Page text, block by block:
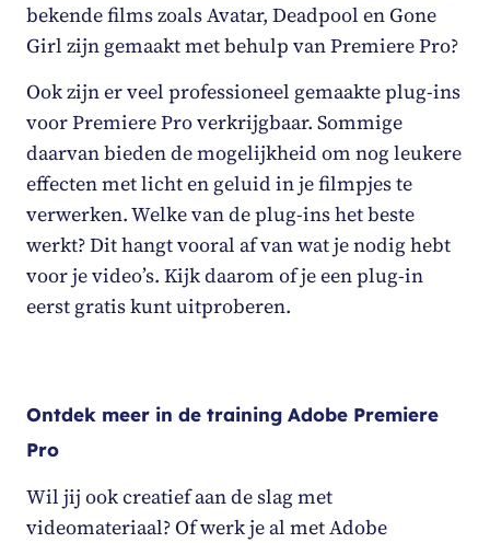
bekende films zoals Avatar, Deadpool en Gone
Girl zijn gemaakt met behulp van Premiere Pro?
Ook zijn er veel professioneel gemaakte plug-ins
voor Premiere Pro verkrijgbaar. Sommige
daarvan bieden de mogelijkheid om nog leukere
effecten met licht en geluid in je filmpjes te
verwerken. Welke van de plug-ins het beste
werkt? Dit hangt vooral af van wat je nodig hebt
voor je video’s. Kijk daarom of je een plug-in
eerst gratis kunt uitproberen.
Ontdek meer in de training Adobe Premiere
Pro
Wil jij ook creatief aan de slag met
videomateriaal? Of werk je al met Adobe